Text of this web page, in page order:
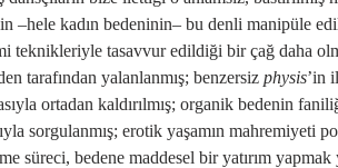
–hele kadın bedeninin– bu denli manipüle
teknikleriyle tasavvur edildiği bir çağ daha
tarafından yalanlanmış; benzersiz physis’in
ortadan kaldırılmış; organik bedenin
sorgulanmış; erotik yaşamın mahremiyeti
süreci, bedene maddesel bir yatırım